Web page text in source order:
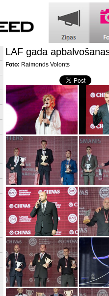
LAF gada
Foto: Raimonds Volonts